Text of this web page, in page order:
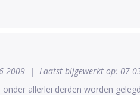
2009 | Laatst bijgewerkt op: 07-
onder allerlei derden worden